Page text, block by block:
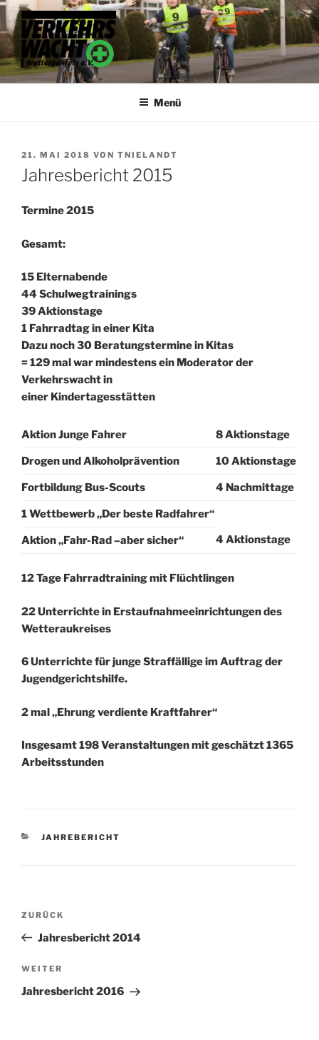
Zum
Inhalt
springen
VERKEHRSWACHT
WETTERAUKREIS
Unser Anspruch: Unfälle vermeiden
Menü
VERÖFFENTLICHT
AM
21. MAI 2018 VON TNIELANDT
Jahresbericht 2015
Termine 2015
Gesamt:
15 Elternabende
44 Schulwegtrainings
39 Aktionstage
1 Fahrradtag in einer Kita
Dazu noch 30 Beratungstermine in Kitas
= 129 mal war mindestens ein Moderator der
Verkehrswacht in
einer Kindertagesstätten
Aktion Junge Fahrer 8 Aktionstage
Drogen und Alkoholprävention 10 Aktionstage
Fortbildung Bus-Scouts 4 Nachmittage
1 Wettbewerb „Der beste Radfahrer“
Aktion „Fahr-Rad –aber sicher“ 4 Aktionstage
12 Tage Fahrradtraining mit Flüchtlingen
22 Unterrichte in Erstaufnahmeeinrichtungen des
Wetteraukreises
6 Unterrichte für junge Straffällige im Auftrag der
Jugendgerichtshilfe.
2 mal „Ehrung verdiente Kraftfahrer“
Insgesamt 198 Veranstaltungen mit geschätzt 1365
Arbeitsstunden
KATEGORIEN
JAHREBERICHT
Beitragsnavigation
Vorheriger
Beitrag
ZURÜCK
Jahresbericht 2014
Nächster
Beitrag
WEITER
Jahresbericht 2016